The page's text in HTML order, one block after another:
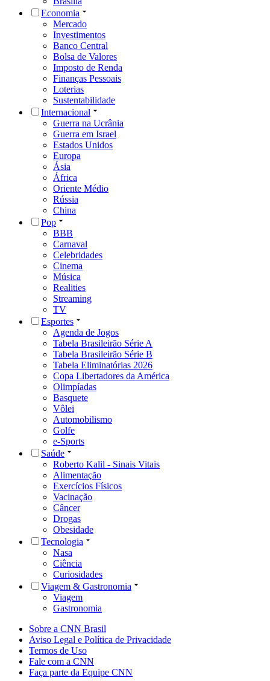
Economia
Mercado
Investimentos
Banco Central
Bolsa de Valores
Imposto de Renda
Finanças Pessoais
Loterias
Sustentabilidade
Internacional
Guerra na Ucrânia
Guerra em Israel
Estados Unidos
Europa
Ásia
África
Oriente Médio
Rússia
China
Pop
BBB
Carnaval
Celebridades
Cinema
Música
Realities
Streaming
TV
Esportes
Agenda de Jogos
Tabela Brasileirão Série A
Tabela Brasileirão Série B
Tabela Eliminatórias 2026
Copa Libertadores da América
Olimpíadas
Basquete
Vôlei
Automobilismo
Golfe
e-Sports
Saúde
Roberto Kalil - Sinais Vitais
Alimentação
Exercícios Físicos
Vacinação
Câncer
Drogas
Obesidade
Tecnologia
Nasa
Ciência
Curiosidades
Viagem & Gastronomia
Viagem
Gastronomia
Sobre a CNN Brasil
Aviso Legal e Política de Privacidade
Termos de Uso
Fale com a CNN
Faça parte da Equipe CNN